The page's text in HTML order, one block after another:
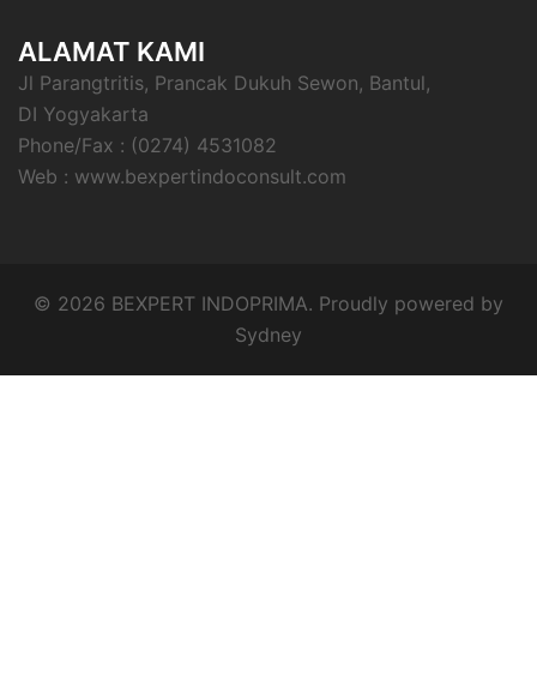
ALAMAT KAMI
Jl Parangtritis, Prancak Dukuh Sewon, Bantul,
DI Yogyakarta
Phone/Fax : (0274) 4531082
Web : www.bexpertindoconsult.com
© 2026 BEXPERT INDOPRIMA. Proudly powered by
Sydney